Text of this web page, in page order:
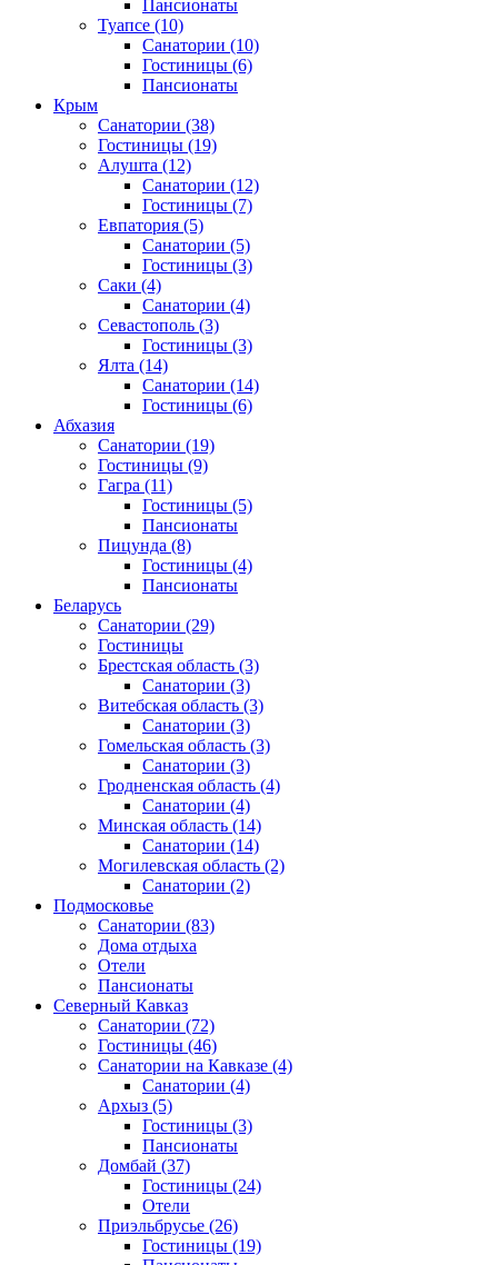
Пансионаты
Туапсе (10)
Санатории (10)
Гостиницы (6)
Пансионаты
Крым
Санатории (38)
Гостиницы (19)
Алушта (12)
Санатории (12)
Гостиницы (7)
Евпатория (5)
Санатории (5)
Гостиницы (3)
Саки (4)
Санатории (4)
Севастополь (3)
Гостиницы (3)
Ялта (14)
Санатории (14)
Гостиницы (6)
Абхазия
Санатории (19)
Гостиницы (9)
Гагра (11)
Гостиницы (5)
Пансионаты
Пицунда (8)
Гостиницы (4)
Пансионаты
Беларусь
Санатории (29)
Гостиницы
Брестская область (3)
Санатории (3)
Витебская область (3)
Санатории (3)
Гомельская область (3)
Санатории (3)
Гродненская область (4)
Санатории (4)
Минская область (14)
Санатории (14)
Могилевская область (2)
Санатории (2)
Подмосковье
Санатории (83)
Дома отдыха
Отели
Пансионаты
Северный Кавказ
Санатории (72)
Гостиницы (46)
Санатории на Кавказе (4)
Санатории (4)
Архыз (5)
Гостиницы (3)
Пансионаты
Домбай (37)
Гостиницы (24)
Отели
Приэльбрусье (26)
Гостиницы (19)